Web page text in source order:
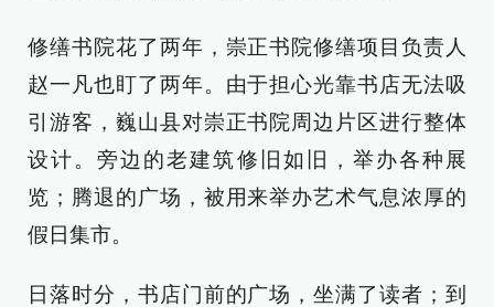
修缮书院花了两年，崇正书院修缮项目负责人
赵一凡也盯了两年。由于担心光靠书店无法吸
引游客，巍山县对崇正书院周边片区进行整体
设计。旁边的老建筑修旧如旧，举办各种展
览；腾退的广场，被用来举办艺术气息浓厚的
假日集市。
日落时分，书店门前的广场，坐满了读者；到